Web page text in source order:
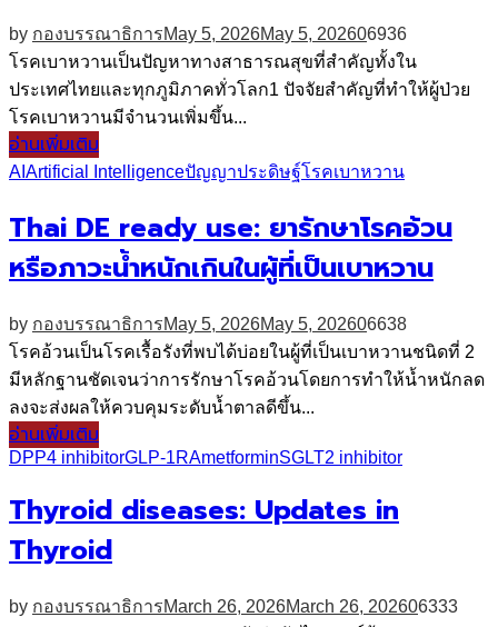
by กองบรรณาธิการMay 5, 2026May 5, 202606936
โรคเบาหวานเป็นปัญหาทางสาธารณสุขที่สำคัญทั้งใน
ประเทศไทยและทุกภูมิภาคทั่วโลก1 ปัจจัยสำคัญที่ทำให้ผู้ป่วย
โรคเบาหวานมีจำนวนเพิ่มขึ้น...
อ่านเพิ่มเติม
AI Artificial Intelligenceปัญญาประดิษฐ์โรคเบาหวาน
Thai DE ready use: ยารักษาโรคอ้วน
หรือภาวะน้ำหนักเกินในผู้ที่เป็นเบาหวาน
by กองบรรณาธิการMay 5, 2026May 5, 202606638
โรคอ้วนเป็นโรคเรื้อรังที่พบได้บ่อยในผู้ที่เป็นเบาหวานชนิดที่ 2
มีหลักฐานชัดเจนว่าการรักษาโรคอ้วนโดยการทำให้น้ำหนักลด
ลงจะส่งผลให้ควบคุมระดับน้ำตาลดีขึ้น...
อ่านเพิ่มเติม
DPP4 inhibitorGLP-1RAmetforminSGLT2 inhibitor
Thyroid diseases: Updates in
Thyroid
by กองบรรณาธิการMarch 26, 2026March 26, 202606333